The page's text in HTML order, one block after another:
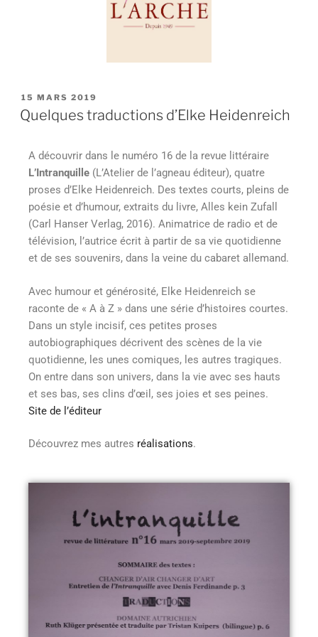
15 MARS 2019
Quelques traductions d’Elke Heidenreich
A découvrir dans le numéro 16 de la revue littéraire
L’Intranquille (L’Atelier de l’agneau éditeur), quatre
proses d’Elke Heidenreich. Des textes courts, pleins de
poésie et d’humour, extraits du livre, Alles kein Zufall
(Carl Hanser Verlag, 2016). Animatrice de radio et de
télévision, l’autrice écrit à partir de sa vie quotidienne
et de ses souvenirs, dans la veine du cabaret allemand.
Avec humour et générosité, Elke Heidenreich se
raconte de « A à Z » dans une série d’histoires courtes.
Dans un style incisif, ces petites proses
autobiographiques décrivent des scènes de la vie
quotidienne, les unes comiques, les autres tragiques.
On entre dans son univers, dans la vie avec ses hauts
et ses bas, ses clins d’œil, ses joies et ses peines.
Site de l’éditeur
Découvrez mes autres réalisations.